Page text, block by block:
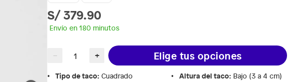
S/ 379.90
Envío en 180 minutos
− + Elige tus opciones
Tipo de taco: Cuadrado Altura del taco: Bajo (3 a 4 cm)